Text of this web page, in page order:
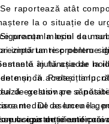
atât comportamente care
la o situație de
precum mașini sau
ajută așadar la identificarea
și, în același timp,
de gestionare a
poate avertiza
existenței unor căi de
din sector, mereu
în funcție de noile nevoi
muncă. Protecția
asupra
este prevenirea: pornind